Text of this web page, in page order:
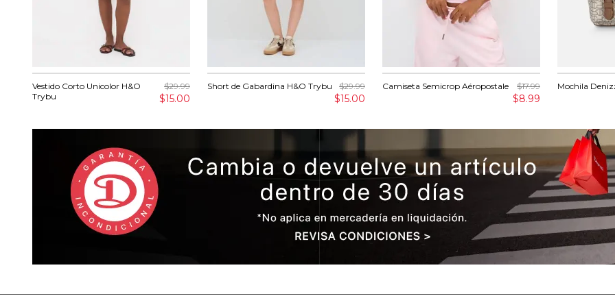
Vestido Corto Unicolor H&O
Trybu
$29.99
$15.00
Short de Gabardina H&O Trybu $29.99
$15.00
Camiseta Semicrop Aéropostale $17.99
$8.99
Mochila